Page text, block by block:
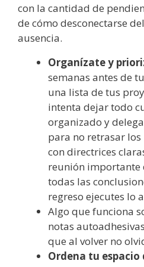
con la cantidad de
de cómo desconectarse
ausencia.
Organízate y
semanas antes de
una lista de tus
intenta dejar todo
organizado y
para no retrasar
con directrices
reunión importante
todas las
regreso ejecutes lo
Algo que funciona
notas
que al volver no
Ordena tu